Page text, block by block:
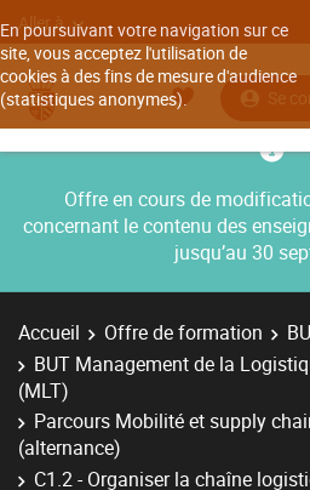
En poursuivant votre navigation sur ce
site, vous acceptez l'utilisation de
cookies à des fins de mesure d'audience
(statistiques anonymes).
Aller à
Se
Offre en cours de
concernant le contenu des
jusqu’au 30
Accueil Offre de formation
BUT Management de la
(MLT)
Parcours Mobilité et supply
(alternance)
C1.2 - Organiser la chaîne